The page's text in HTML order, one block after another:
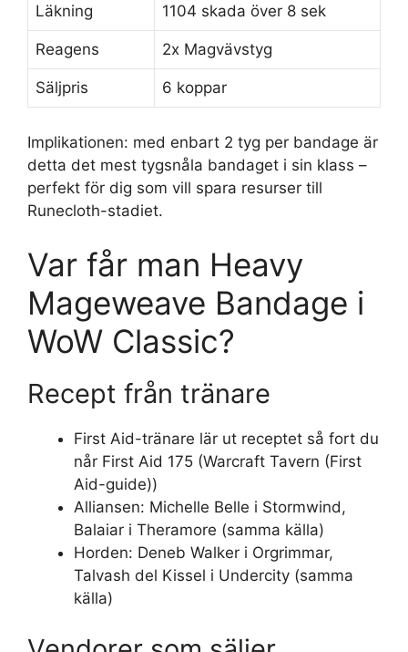
Läkning 1104 skada över 8 sek
Reagens 2x Magvävstyg
Säljpris 6 koppar
Implikationen: med enbart 2 tyg per bandage är
detta det mest tygsnåla bandaget i sin klass –
perfekt för dig som vill spara resurser till
Runecloth-stadiet.
Var får man Heavy
Mageweave Bandage i
WoW Classic?
Recept från tränare
First Aid-tränare lär ut receptet så fort du
når First Aid 175 (Warcraft Tavern (First
Aid-guide))
Alliansen: Michelle Belle i Stormwind,
Balaiar i Theramore (samma källa)
Horden: Deneb Walker i Orgrimmar,
Talvash del Kissel i Undercity (samma
källa)